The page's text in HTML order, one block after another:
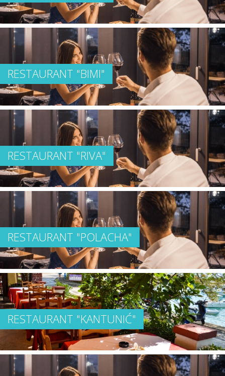
RESTAURANT "BIMI"
RESTAURANT "RIVA"
RESTAURANT "POLACHA"
RESTAURANT "KANTUNIĆ"